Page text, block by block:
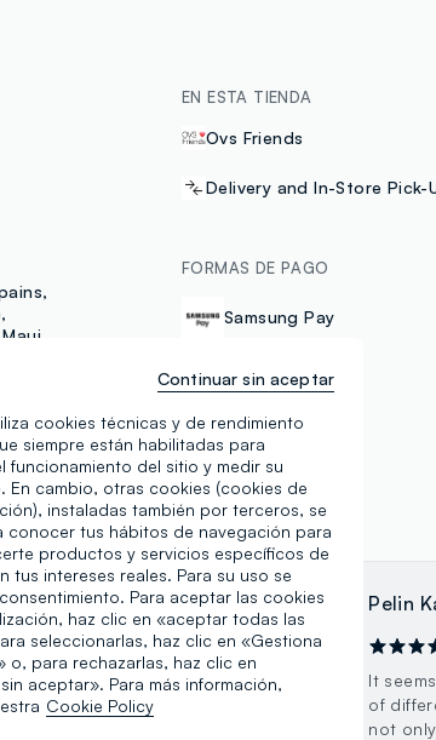
Maui
EN ESTA TIENDA
Ovs Friends
Delivery and In-Store Pick-
FORMAS DE PAGO
Samsung Pay
18.04.2026
presso questo punto vendita
mi aspettavo di trovare due
Pelin
It
of
not
cookies técnicas y de rendimiento
siempre están habilitadas para
funcionamiento del sitio y medir su
En cambio, otras cookies (cookies de
instaladas también por terceros, se
conocer tus hábitos de navegación para
productos y servicios específicos de
tus intereses reales. Para su uso se
Para aceptar las cookies
haz clic en «aceptar todas las
seleccionarlas, haz clic en «Gestiona
o, para rechazarlas, haz clic en
aceptar». Para más información,
Cookie Policy
Continuar sin aceptar